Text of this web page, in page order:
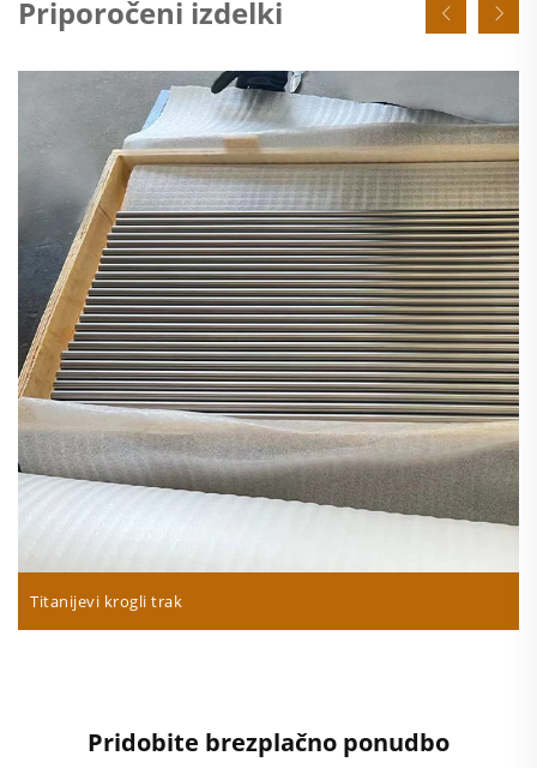
Priporočeni izdelki
Titanijevi krogli trak
Pridobite brezplačno ponudbo